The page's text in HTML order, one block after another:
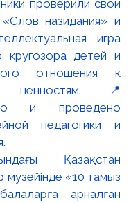
Қазақстан
«10 тамыз
арналған